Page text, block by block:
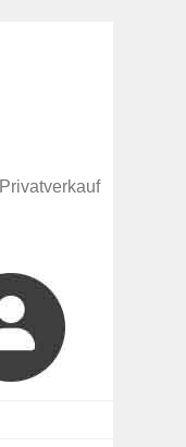
Privatverkauf